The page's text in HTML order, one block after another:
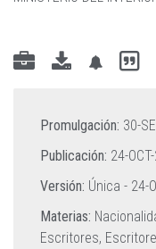
Promulgación: 30-
Publicación: 24-
Versión: Única - 24-
Materias:
Escritores,